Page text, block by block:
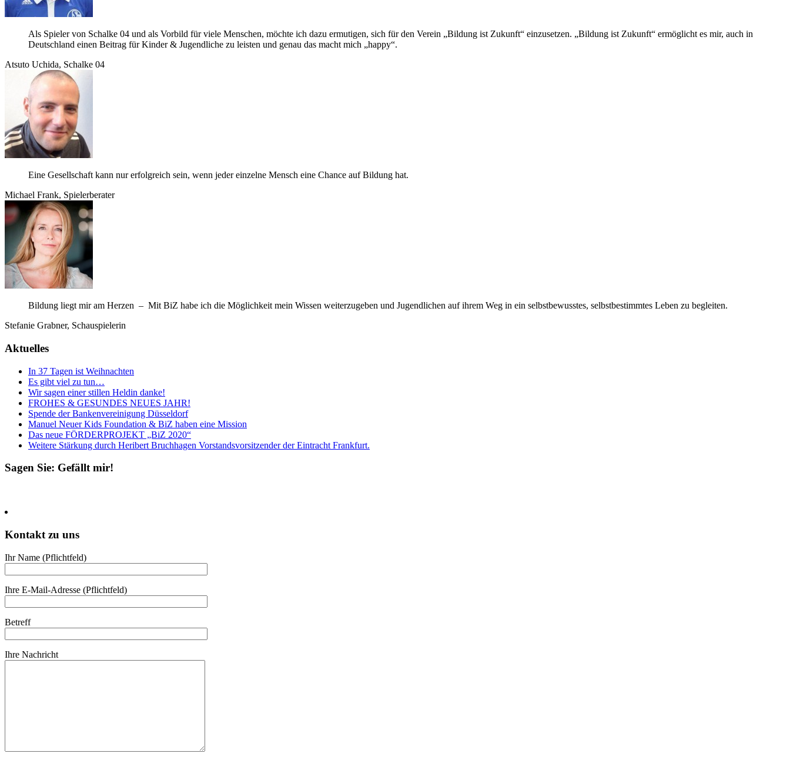
Als Spie­ler von Schalke 04 und als Vor­bild für viele Men­schen, möchte ich dazu ermu­ti­gen, sich für den Ver­ein „Bil­dung ist Zukunft“ ein­zu­set­zen. „Bil­dung ist Zukunft“ ermög­licht es mir, auch in
Deutsch­land einen Bei­trag für Kin­der & Jugend­li­che zu leis­ten und genau das macht mich „happy“.
Atsuto Uchida, Schalke 04
Eine Gesell­schaft kann nur erfolg­reich sein, wenn jeder ein­zelne Mensch eine Chance auf Bil­dung hat.
Michael Frank, Spielerberater
Bil­dung liegt mir am Her­zen – Mit BiZ habe ich die Mög­lich­keit mein Wis­sen wei­ter­zu­ge­ben und Jugend­li­chen auf ihrem Weg in ein selbst­be­wuss­tes, selbst­be­stimm­tes Leben zu begleiten.
Ste­fa­nie Grab­ner, Schauspielerin
Aktuelles
In 37 Tagen ist Weihnachten
Es gibt viel zu tun…
Wir sagen einer stillen Heldin danke!
FROHES & GESUNDES NEUES JAHR!
Spende der Bankenvereinigung Düsseldorf
Manuel Neuer Kids Foundation & BiZ haben eine Mission
Das neue FÖRDERPROJEKT „BiZ 2020“
Weitere Stärkung durch Heribert Bruchhagen Vorstandsvorsitzender der Eintracht Frankfurt.
Sagen Sie: Gefällt mir!
Kontakt zu uns
Ihr Name (Pflicht­feld)
Ihre E-Mail-Adresse (Pflicht­feld)
Betreff
Ihre Nach­richt